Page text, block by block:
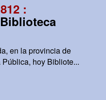
:
en la provincia de
hoy Bibliote...